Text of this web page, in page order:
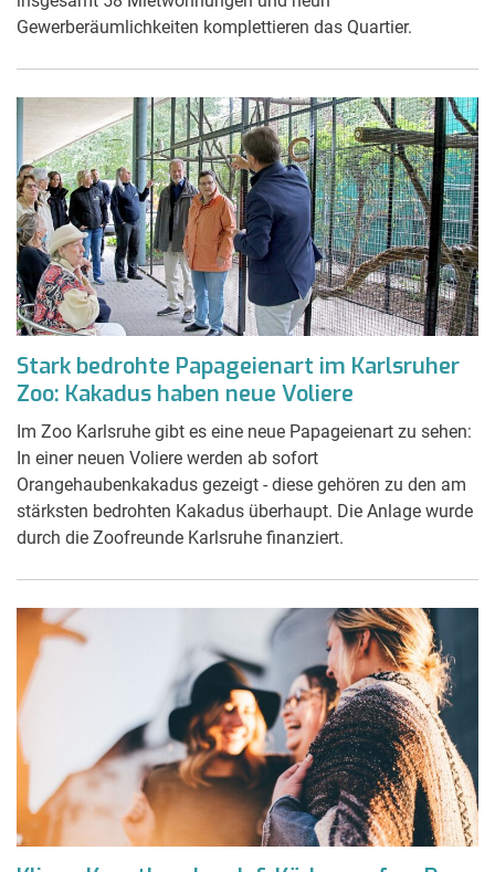
Gewerberäumlichkeiten komplettieren das Quartier.
Stark bedrohte Papageienart im Karlsruher
Zoo: Kakadus haben neue Voliere
Im Zoo Karlsruhe gibt es eine neue Papageienart zu sehen:
In einer neuen Voliere werden ab sofort
Orangehaubenkakadus gezeigt - diese gehören zu den am
stärksten bedroh­ten ­K­a­ka­dus überhaupt. Die Anlage wurde
durch die Zoofreunde Karlsruhe finanziert.